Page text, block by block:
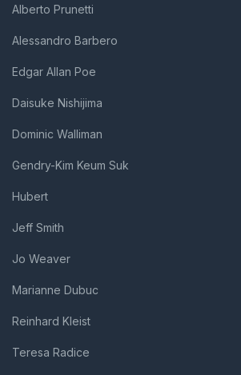
Alberto Prunetti
Alessandro Barbero
Edgar Allan Poe
Daisuke Nishijima
Dominic Walliman
Gendry-Kim Keum Suk
Hubert
Jeff Smith
Jo Weaver
Marianne Dubuc
Reinhard Kleist
Teresa Radice